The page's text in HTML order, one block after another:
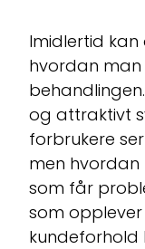
Imidlertid
hvordan man
og attraktivt
forbrukere
men
som får
som
kundeforhold